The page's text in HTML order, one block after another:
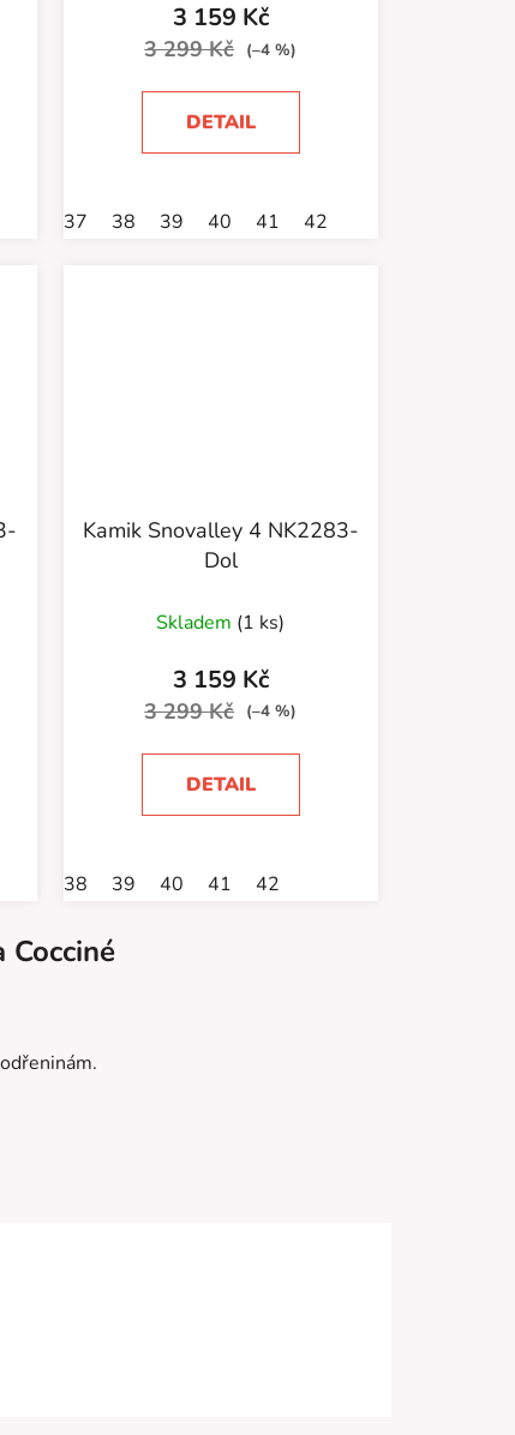
3 159 Kč
3 299 Kč (–4 %)
DETAIL
37 38 39 40 41 42
Kamik Snovalley 4 NK2283-
Dol
Skladem (1 ks)
3 159 Kč
3 299 Kč (–4 %)
DETAIL
38 39 40 41 42
Cocciné